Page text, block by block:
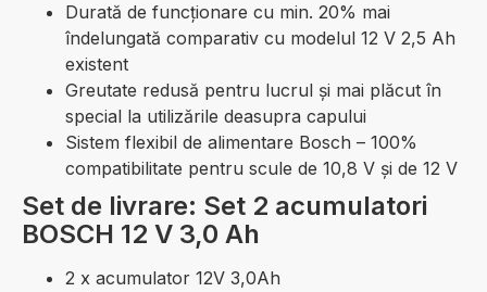
Durată de funcţionare cu min. 20% mai
îndelungată comparativ cu modelul 12 V 2,5 Ah
existent
Greutate redusă pentru lucrul şi mai plăcut în
special la utilizările deasupra capului
Sistem flexibil de alimentare Bosch – 100%
compatibilitate pentru scule de 10,8 V şi de 12 V
Set de livrare: Set 2 acumulatori
BOSCH 12 V 3,0 Ah
2 x acumulator 12V 3,0Ah